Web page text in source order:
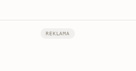
REKLAMA